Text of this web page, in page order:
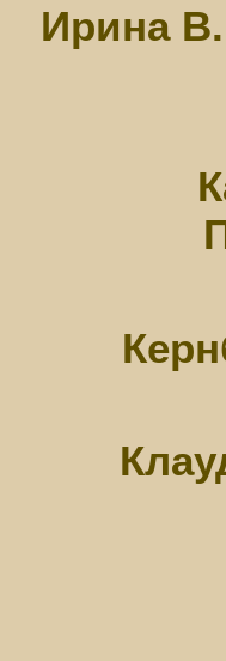
Ирина